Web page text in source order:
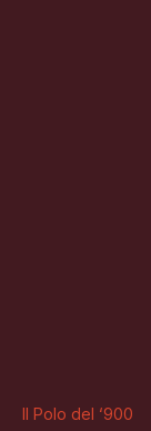
Il Polo del ‘900